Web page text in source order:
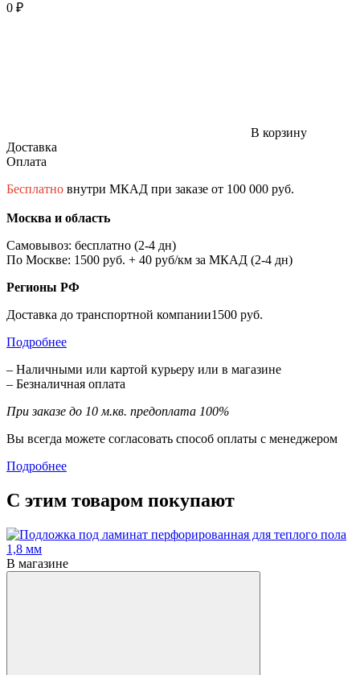
0 ₽
В корзину
Доставка
Оплата
Бесплатно внутри МКАД при заказе от 100 000 руб.
Москва и область
Самовывоз: бесплатно (2-4 дн)
По Москве: 1500 руб. + 40 руб/км за МКАД (2-4 дн)
Регионы РФ
Доставка до транспортной компании1500 руб.
Подробнее
– Наличными или картой курьеру или в магазине
– Безналичная оплата
При заказе до 10 м.кв. предоплата 100%
Вы всегда можете согласовать способ оплаты с менеджером
Подробнее
С этим товаром покупают
В магазине